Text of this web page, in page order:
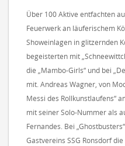
Über 100 Aktive entfachten
Feuerwerk an läuferischem
Showeinlagen in glitzernden
begeisterten mit
die „Mambo-Girls“ und bei
mit. Andreas Wagner, von
Messi des Rollkunstlaufens“
mit seiner Solo-Nummer als
Fernandes. Bei
Gastvereins SSG Ronsdorf